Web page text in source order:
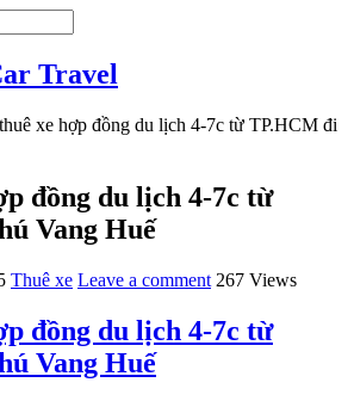
Travel
xe hợp đồng du lịch 4-7c từ TP.HCM đi
đồng du lịch 4-7c từ
Vang Huế
Thuê xe Leave a comment 267 Views
đồng du lịch 4-7c từ
Vang Huế